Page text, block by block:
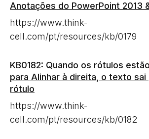
Anotações do PowerPoint 2013
https://www.think-
cell.com/pt/resources/kb/0179
KB0182: Quando os rótulos
para Alinhar à direita, o texto
rótulo
https://www.think-
cell.com/pt/resources/kb/0182